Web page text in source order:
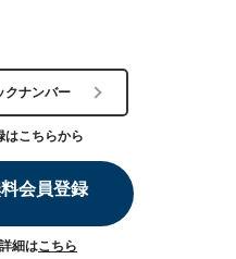
クナンバー
はこちらから
会員登録
細はこちら